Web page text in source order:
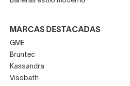
MARCAS DESTACADAS
GME
Bruntec
Kassandra
Visobath